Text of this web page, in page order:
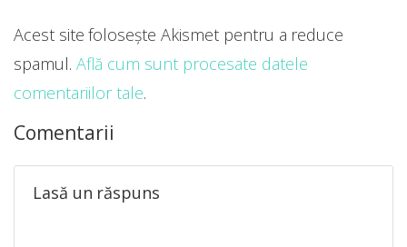
Comentarii
Lasă un răspuns
Acest site folosește Akismet pentru a reduce
spamul. Află cum sunt procesate datele
comentariilor tale.